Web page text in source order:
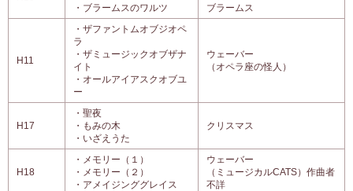
・ブラームスのワルツ
ブラームス
H11
・ザファントムオブジオペ
ラ
・ザミュージックオブザナ
イト
・オールアイアスクオブユ
ー
ウェーバー
（オペラ座の怪人）
H17
・聖夜
・もみの木
・いざえうた
クリスマス
H18
・メモリー（１）
・メモリー（２）
・アメイジンググレイス
ウェーバー
（ミュージカルCATS）作曲者
不詳